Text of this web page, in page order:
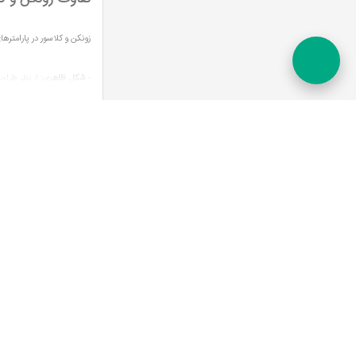
در مقابل کلاسورها یا
زونکن و کلاسور در
شکل ظاهری: